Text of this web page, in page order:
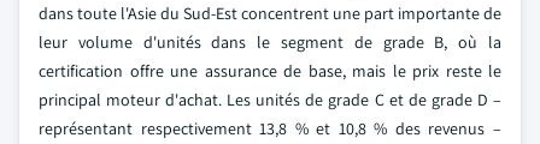
dans toute l'Asie du Sud-Est concentrent une part importante de
leur volume d'unités dans le segment de grade B, où la
certification offre une assurance de base, mais le prix reste le
principal moteur d'achat. Les unités de grade C et de grade D –
représentant respectivement 13,8 % et 10,8 % des revenus –